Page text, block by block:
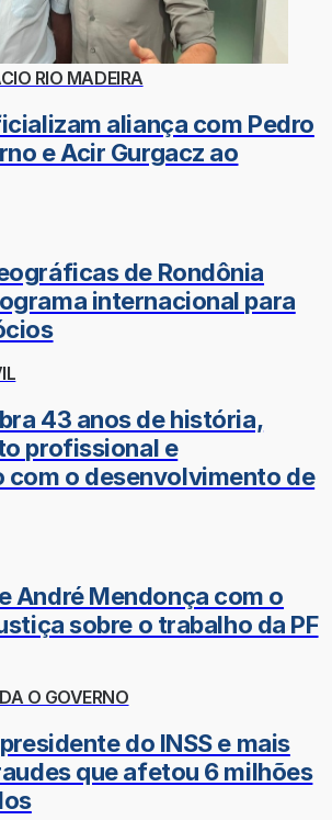
RIO MADEIRA
aliança com Pedro
e Acir Gurgacz ao
de Rondônia
internacional para
43 anos de história,
profissional e
com o desenvolvimento de
André Mendonça com o
sobre o trabalho da PF
O GOVERNO
do INSS e mais
que afetou 6 milhões